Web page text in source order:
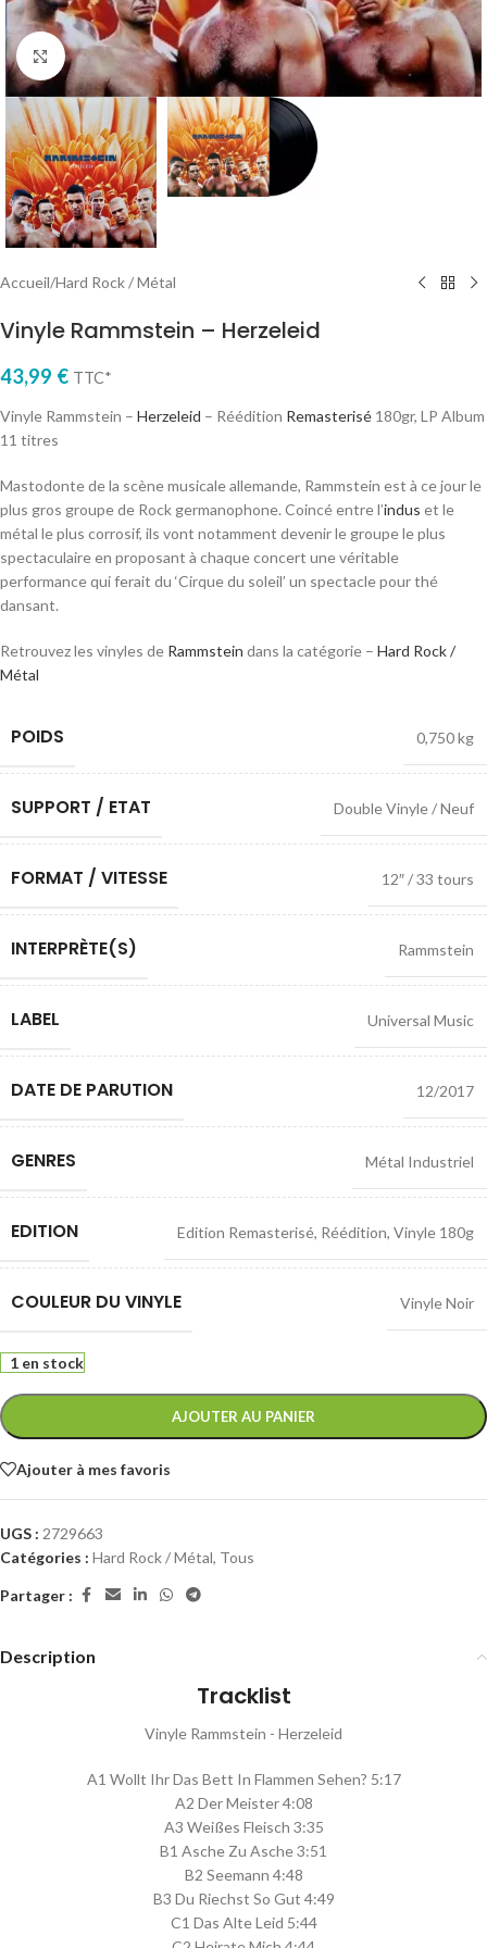
Cliquez pour agrandir
Accueil/Hard Rock / Métal
Vinyle Rammstein – Herzeleid
43,99 € TTC*
Vinyle Rammstein – Herzeleid – Réédition Remasterisé 180gr, LP Album
11 titres
Mastodonte de la scène musicale allemande, Rammstein est à ce jour le
plus gros groupe de Rock germanophone. Coincé entre l’indus et le
métal le plus corrosif, ils vont notamment devenir le groupe le plus
spectaculaire en proposant à chaque concert une véritable
performance qui ferait du ‘Cirque du soleil’ un spectacle pour thé
dansant.
Retrouvez les vinyles de Rammstein dans la catégorie – Hard Rock /
Métal
POIDS 0,750 kg
SUPPORT / ETAT Double Vinyle / Neuf
FORMAT / VITESSE 12″ / 33 tours
INTERPRÈTE(S) Rammstein
LABEL Universal Music
DATE DE PARUTION 12/2017
GENRES Métal Industriel
EDITION Edition Remasterisé, Réédition, Vinyle 180g
COULEUR DU VINYLE Vinyle Noir
1 en stock
AJOUTER AU PANIER
Ajouter à mes favoris
UGS : 2729663
Catégories : Hard Rock / Métal, Tous
Partager :
Description
Tracklist
Vinyle Rammstein - Herzeleid
A1 Wollt Ihr Das Bett In Flammen Sehen? 5:17
A2 Der Meister 4:08
A3 Weißes Fleisch 3:35
B1 Asche Zu Asche 3:51
B2 Seemann 4:48
B3 Du Riechst So Gut 4:49
C1 Das Alte Leid 5:44